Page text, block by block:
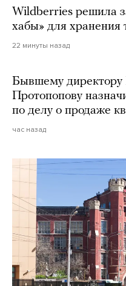
Wildberries решила
хабы» для хранения
22 минуты назад
Бывшему
Протопопову
по делу о продаже
час назад